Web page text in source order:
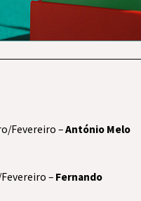
Fevereiro –António Melo
– Fernando